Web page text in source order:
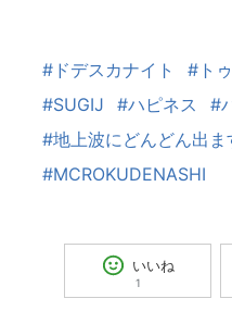
#ドデスカナイト #ト
#SUGIJ
#ハピネス
#
#地上波にどんどん出ま
#MCROKUDENASHI
いいね
1